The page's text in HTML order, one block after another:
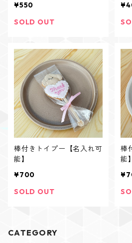
¥550
SOLD OUT
棒付きトイプー【名入れ可
能】
¥700
SOLD OUT
棒
能】
CATEGORY